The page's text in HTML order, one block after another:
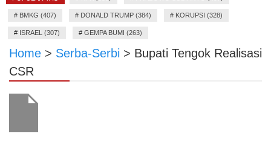
# BMKG (407) # DONALD TRUMP (384) # KORUPSI (328)
# ISRAEL (307) # GEMPA BUMI (263)
Home > Serba-Serbi > Bupati Tengok Realisasi
CSR